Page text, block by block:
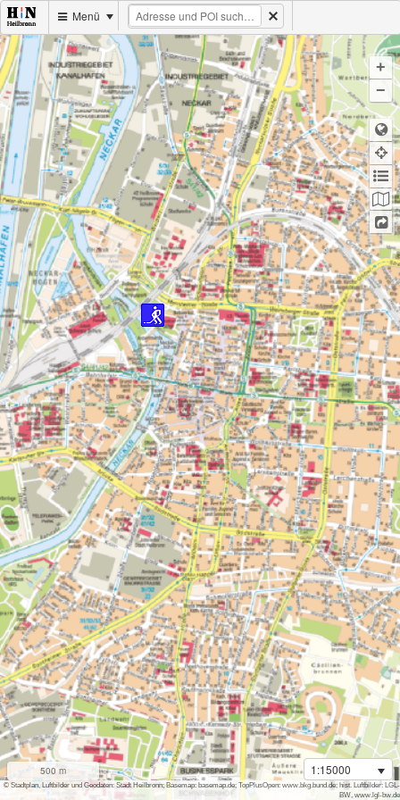
+
−
i
500 m
Menü
1:15000
© Stadtplan, Luftbilder und Geodaten: Stadt Heilbronn; Basemap: basemap.de; TopPlusOpen: www.bkg.bund.de; hist. Luftbilder: LGL-
BW, www.lgl-bw.de